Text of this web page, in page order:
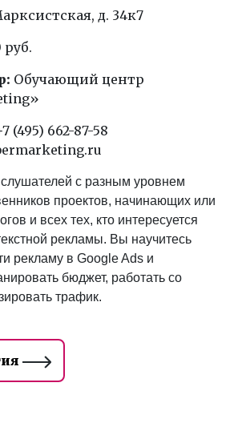
д. 34к7
руб.
Обучающий центр
(495) 662-87-58
слушателей с разным уровнем
проектов, начинающих или
и всех тех, кто интересуется
рекламы. Вы научитесь
рекламу в Google Ads и
бюджет, работать со
трафик.